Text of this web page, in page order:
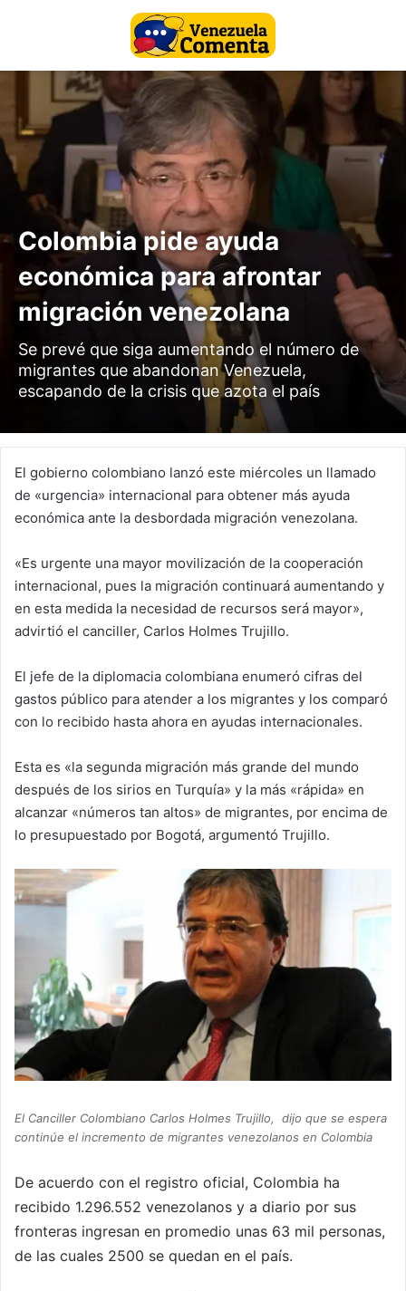
Colombia pide ayuda
económica para afrontar
migración venezolana
Se prevé que siga aumentando el número de
migrantes que abandonan Venezuela,
escapando de la crisis que azota el país
El gobierno colombiano lanzó este miércoles un llamado
de «urgencia» internacional para obtener más ayuda
económica ante la desbordada migración venezolana.
«Es urgente una mayor movilización de la cooperación
internacional, pues la migración continuará aumentando y
en esta medida la necesidad de recursos será mayor»,
advirtió el canciller, Carlos Holmes Trujillo.
El jefe de la diplomacia colombiana enumeró cifras del
gastos público para atender a los migrantes y los comparó
con lo recibido hasta ahora en ayudas internacionales.
Esta es «la segunda migración más grande del mundo
después de los sirios en Turquía» y la más «rápida» en
alcanzar «números tan altos» de migrantes, por encima de
lo presupuestado por Bogotá, argumentó Trujillo.
El Canciller Colombiano Carlos Holmes Trujillo, dijo que se espera
continúe el incremento de migrantes venezolanos en Colombia
De acuerdo con el registro oficial, Colombia ha
recibido 1.296.552 venezolanos y a diario por sus
fronteras ingresan en promedio unas 63 mil personas,
de las cuales 2500 se quedan en el país.